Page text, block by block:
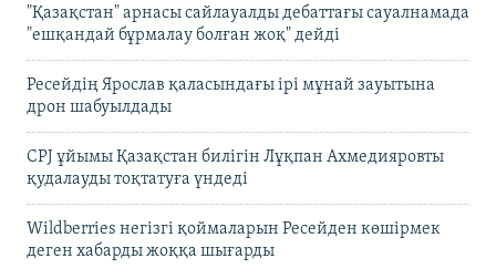
"Қазақстан" арнасы сайлауалды дебаттағы сауалнамада
"ешқандай бұрмалау болған жоқ" дейді
Ресейдің Ярослав қаласындағы ірі мұнай зауытына
дрон шабуылдады
CPJ ұйымы Қазақстан билігін Лұқпан Ахмедияровты
қудалауды тоқтатуға үндеді
Wildberries негізгі қоймаларын Ресейден көшірмек
деген хабарды жоққа шығарды